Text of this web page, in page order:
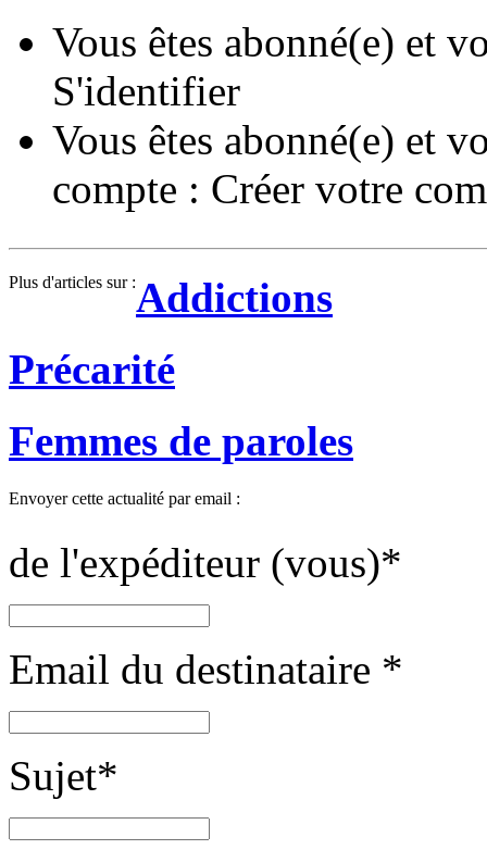
Vous êtes abonné(e) et
S'identifier
Vous êtes abonné(e) et
compte : Créer votre
Plus d'articles sur :Addictions
Précarité
Femmes de paroles
Envoyer cette actualité par email :
de l'expéditeur (vous)*
Email du destinataire *
Sujet*